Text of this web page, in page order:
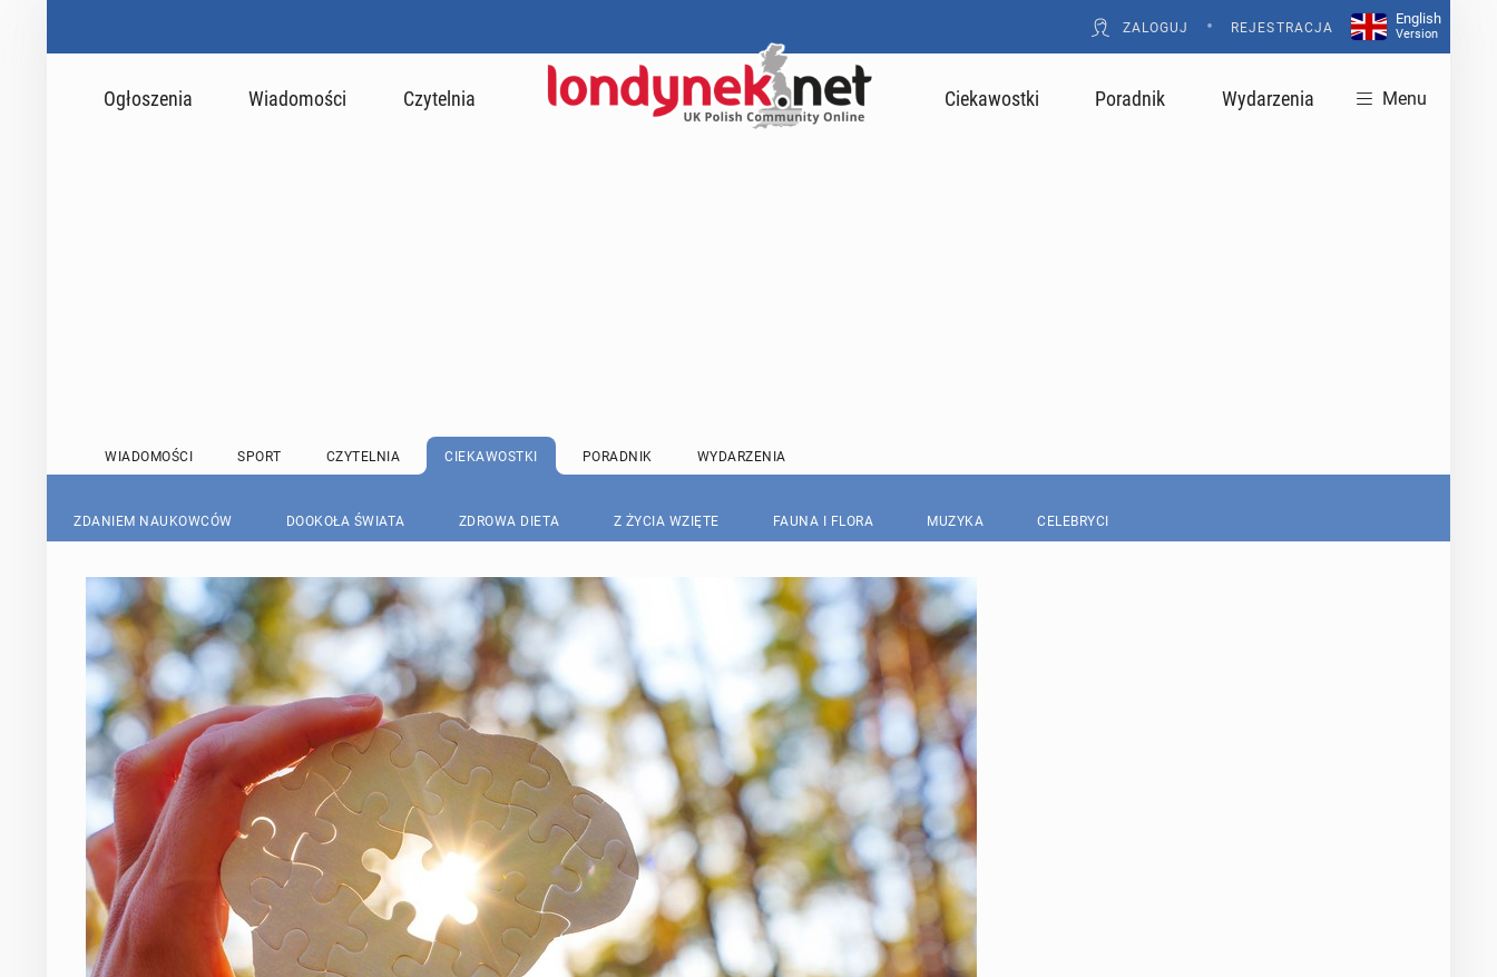
ZALOGUJ • REJESTRACJA
English
Version
Ogłoszenia Wiadomości Czytelnia Ciekawostki Poradnik Wydarzenia Menu
WIADOMOŚCI SPORT CZYTELNIA CIEKAWOSTKI PORADNIK WYDARZENIA
ZDANIEM NAUKOWCÓW DOOKOŁA ŚWIATA ZDROWA DIETA Z ŻYCIA WZIĘTE FAUNA I FLORA MUZYKA CELEBRYCI